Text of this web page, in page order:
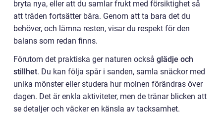
bryta nya, eller att du samlar frukt med försiktighet så
att träden fortsätter bära. Genom att ta bara det du
behöver, och lämna resten, visar du respekt för den
balans som redan finns.
Förutom det praktiska ger naturen också glädje och
stillhet. Du kan följa spår i sanden, samla snäckor med
unika mönster eller studera hur molnen förändras över
dagen. Det är enkla aktiviteter, men de tränar blicken att
se detaljer och väcker en känsla av tacksamhet.